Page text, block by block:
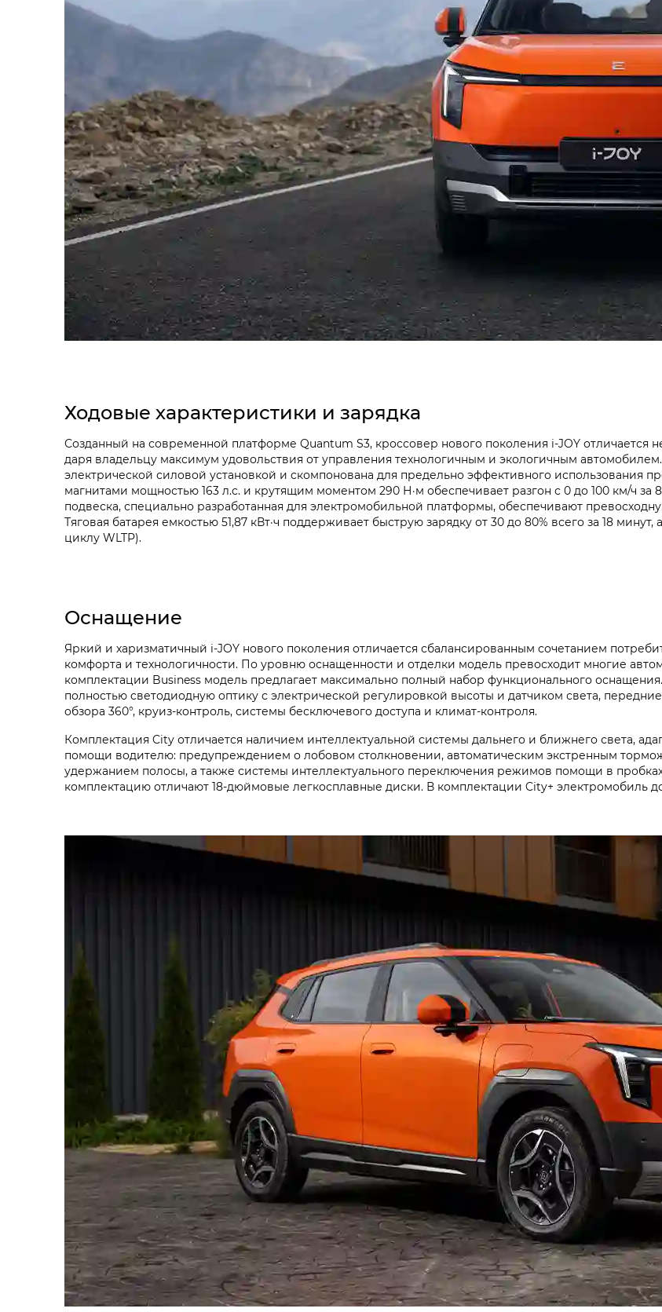
Ходовые характеристики и зарядка
Созданный на современной платформе Quantum S3, кроссовер нового поколения i‑JOY отличается
даря владельцу максимум удовольствия от управления технологичным и экологичным
электрической силовой установкой и скомпонована для предельно эффективного использования
магнитами мощностью 163 л.с. и крутящим моментом 290 Н·м обеспечивает разгон с 0 до 100 км/ч за
подвеска, специально разработанная для электромобильной платформы, обеспечивают
Тяговая батарея емкостью 51,87 кВт·ч поддерживает быструю зарядку от 30 до 80% всего за 18
циклу WLTP).
Оснащение
Яркий и харизматичный i‑JOY нового поколения отличается сбалансированным сочетанием
комфорта и технологичности. По уровню оснащенности и отделки модель превосходит многие
комплектации Business модель предлагает максимально полный набор функционального
полностью светодиодную оптику с электрической регулировкой высоты и датчиком света,
обзора 360°, круиз-контроль, системы бесключевого доступа и климат-контроля.
Комплектация City отличается наличием интеллектуальной системы дальнего и ближнего света,
помощи водителю: предупреждением о лобовом столкновении, автоматическим экстренным
удержанием полосы, а также системы интеллектуального переключения режимов помощи в
комплектацию отличают 18-дюймовые легкосплавные диски. В комплектации City+ электромобиль